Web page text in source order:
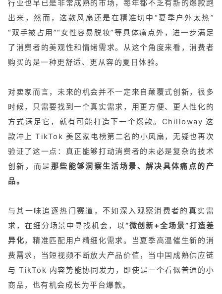
行业也早已是非常成熟的市场，每年都不乏有新的爆款跑
出来，然而，这款风扇还是在精准切中“夏季户外太热”
“双手被占用”“女性容易脱妆”等具体痛点外，进一步满足
了消费者的美观性和情绪需求。从这个角度来看，消费者
购买的是一种更舒适、更从容的夏日体验。
对卖家而言，未来的机会并不一定来自颠覆式创新，很多
时候，只需要找到一个真实需求，用更方便、更人性化的
方式满足它，就有可能打造下一个爆款。Chilloway 这
款冲上 TikTok 美区家电榜第二名的小风扇，无疑也再次
验证了这一点：真正能够打动消费者的未必是复杂的技术
创新，而是那些能够洞察生活场景、解决具体痛点的产
品。
与其一味追逐热门赛道，不如深入观察消费者的真实需
求，在细分场景中寻找机会，以“微创新+全场景”打造差
异化，精准匹配用户精细化需求。当夏季高温催生新的消
费需求，当短视频不断放大产品价值，当中国成熟供应链
与 TikTok 内容势能协同发力，即使是一个看似普通的小
商品，也有机会成长为平台爆款。